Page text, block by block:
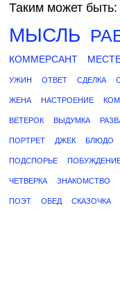
Таким может быть:
МЫСЛЬ
КОММЕРСАНТ
УЖИН ОТВЕТ СДЕЛКА
ЖЕНА НАСТРОЕНИЕ
ВЕТЕРОК ВЫДУМКА
ПОРТРЕТ ДЖЕК БЛЮДО
ПОДСПОРЬЕ
ЧЕТВЕРКА ЗНАКОМСТВО
ПОЭТ ОБЕД СКАЗОЧКА